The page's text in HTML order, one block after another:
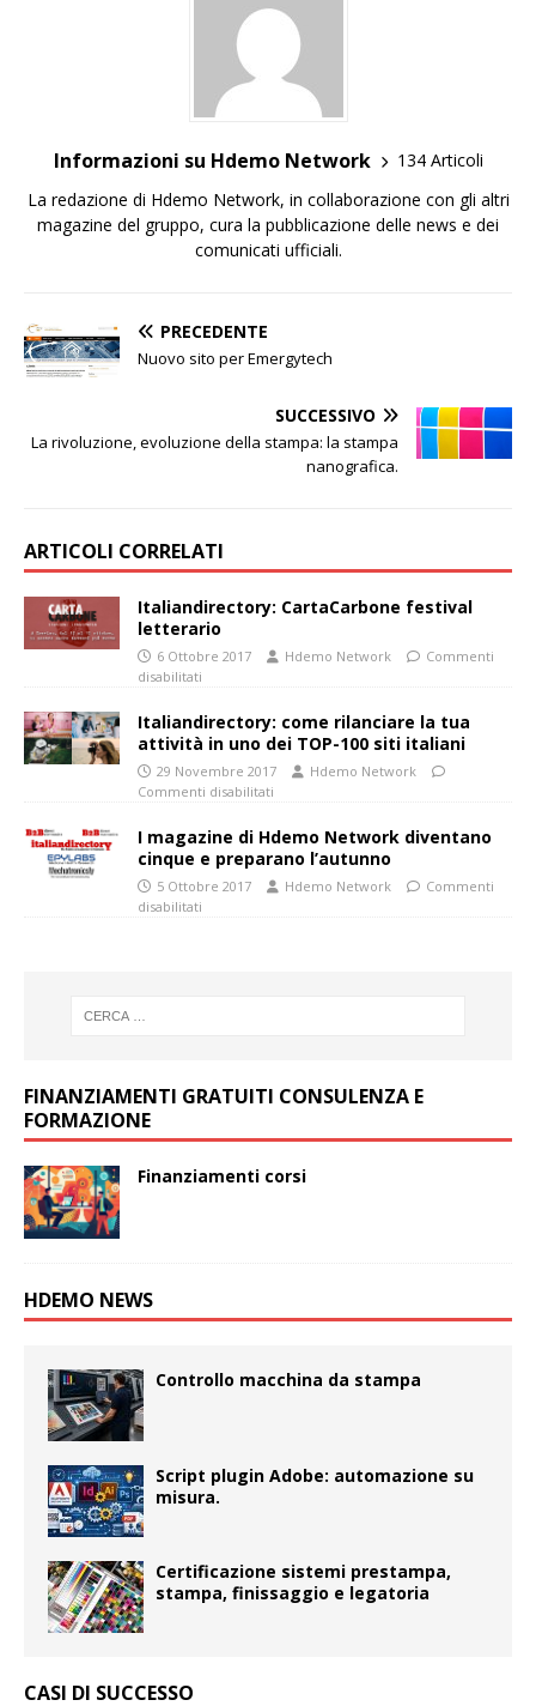
Informazioni su Hdemo Network
134 Articoli
La redazione di Hdemo Network, in collaborazione con gli altri
magazine del gruppo, cura la pubblicazione delle news e dei
comunicati ufficiali.
PRECEDENTE
Nuovo sito per Emergytech
SUCCESSIVO
La rivoluzione, evoluzione della stampa: la stampa
nanografica.
ARTICOLI CORRELATI
Italiandirectory: CartaCarbone festival
letterario
6 Ottobre 2017 Hdemo Network
Commenti
disabilitati
Italiandirectory: come rilanciare la tua
attività in uno dei TOP-100 siti italiani
29 Novembre 2017
Hdemo Network
Commenti disabilitati
I magazine di Hdemo Network diventano
cinque e preparano l’autunno
5 Ottobre 2017 Hdemo Network
Commenti
disabilitati
FINANZIAMENTI GRATUITI CONSULENZA E
FORMAZIONE
Finanziamenti corsi
HDEMO NEWS
Controllo macchina da stampa
Script plugin Adobe: automazione su
misura.
Certificazione sistemi prestampa,
stampa, finissaggio e legatoria
CASI DI SUCCESSO